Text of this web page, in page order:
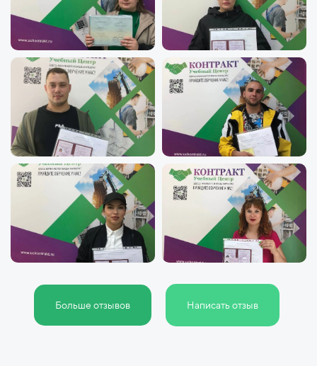
Больше отзывов Написать отзыв